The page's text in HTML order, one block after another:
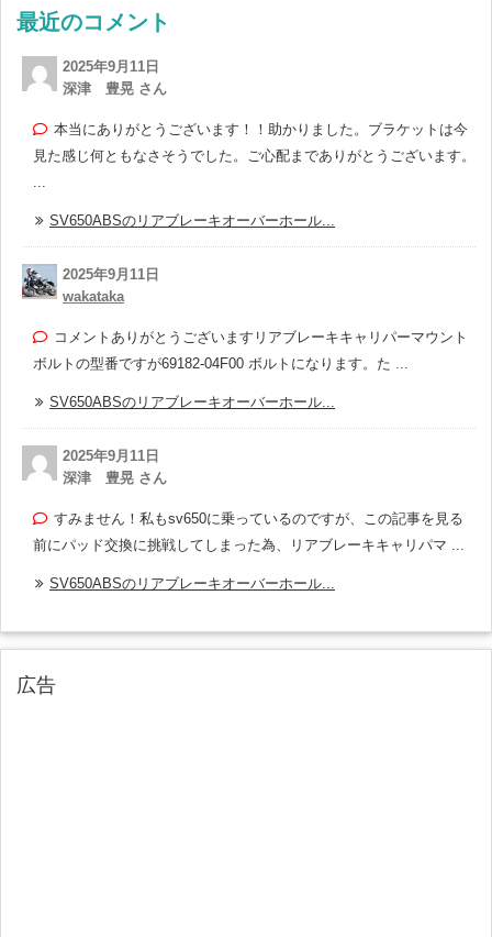
最近のコメント
2025年9月11日
深津 豊晃 さん
本当にありがとうございます！！助かりました。ブラケットは今
見た感じ何ともなさそうでした。ご心配までありがとうございます。
SV650ABSのリアブレーキオーバーホール...
2025年9月11日
wakataka
コメントありがとうございますリアブレーキキャリパーマウント
ボルトの型番ですが69182-04F00 ボルトになります。た ...
SV650ABSのリアブレーキオーバーホール...
2025年9月11日
深津 豊晃 さん
すみません！私もsv650に乗っているのですが、この記事を見る
前にパッド交換に挑戦してしまった為、リアブレーキキャリパマ ...
SV650ABSのリアブレーキオーバーホール...
広告